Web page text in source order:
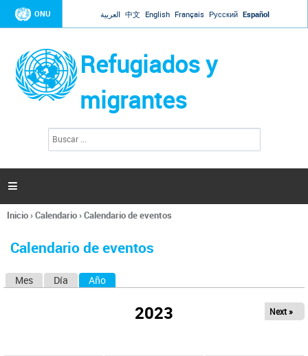
Jump to navigation
ONU العربية 中文 English Français Русский Español
Refugiados y
migrantes
l
s

Se
usted
Inicio›Calendario›Calendario de eventos
Calendario de eventos
Mes Día Año
2023 Next »